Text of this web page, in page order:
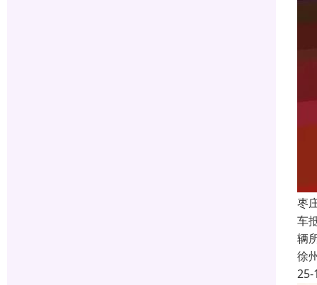
枣
车
辆
徐
25-